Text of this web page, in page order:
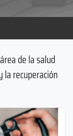
de la salud
la recuperación